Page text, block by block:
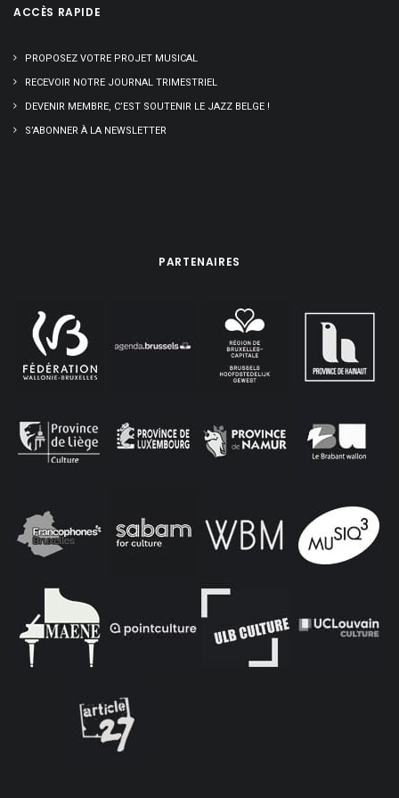
ACCÈS RAPIDE
PROPOSEZ VOTRE PROJET MUSICAL
RECEVOIR NOTRE JOURNAL TRIMESTRIEL
DEVENIR MEMBRE, C’EST SOUTENIR LE JAZZ BELGE !
S’ABONNER À LA NEWSLETTER
PARTENAIRES